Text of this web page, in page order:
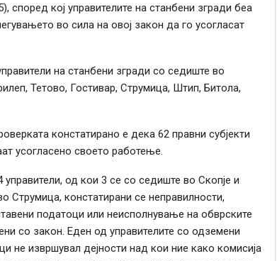
според кој управителите на станбени згради беа
во сила на овој закон да го усогласат
на станбени згради со седиште во
Тетово, Гостивар, Струмица, Штип, Битола,
констатирано е дека 62 правни субјекти
усогласено своето работење.
управители, од кои 3 се со седиште во Скопје и
Струмица, констатирани се неправилности,
податоци или неисполнување на обврските
со закон. Еден од управителите со одземени
не извршувал дејности над кои ние како комисија